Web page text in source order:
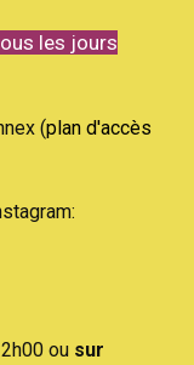
les jours
(plan d'accès
ou sur